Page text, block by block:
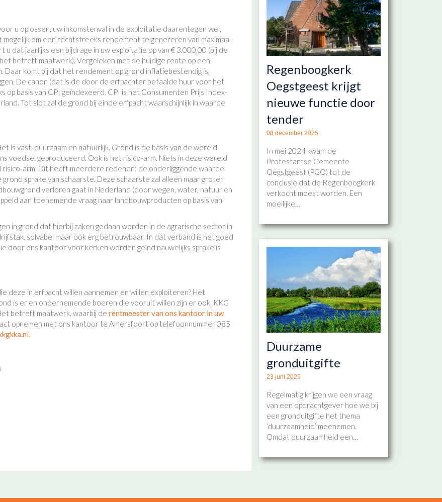
u oplossen, uw inkomstenval in de exploitatie daarentegen wel,
om een rechtstreeks rendement te genereren van maximaal
dat jaarlijks een bijdrage in uw exploitatie op van € 3.000,00 (bij de
betreft maatwerk). Vergeleken met de huidige rente op een
Daar komt bij dat het rendement op grond inflatiebestendig is,
De canon (dat is de door de erfpachter betaalde huur voor het
op basis van CPI geïndexeerd. CPI is het Consumenten Prijs Index-
Tot slot zal de grond bij einde erfpacht waarschijnlijk in waarde
is vast, duurzaam en natuurlijk. Grond is de basis van de wereld
voedsel geproduceerd. Ook is het risico-arm. Niets in deze wereld
risico-arm. Dit heeft meerdere redenen: de onderliggende waarde
grond sprake van schaarste. Deze schaarste zal alleen maar groter
verloren gaat in Nederland (door wegen, water, natuur en
aan toenemende vraag naar landbouwproducten op basis van
in grond dat hierbij zaken gedaan worden in de agrarische sector in
solvabel maar ook erg betrouwbaar. In dat verband is het goed
door ons kantoor voor kerken worden geïnd nauwelijks sprake is
deze in erfpacht willen aannemen en willen exploiteren? Het
is er en ondernemende boeren die vooruit willen zijn er ook. KKG
betreft maatwerk, waarbij de rentmeester van ons kantoor in uw
opnemen met ons kantoor te Amersfoort op telefoonnummer 085
Regenboogkerk
Oegstgeest krijgt
nieuwe functie door
tender
08 december 2025
In mei 2024 kwam de
Protestantse Gemeente
Oegstgeest (PGO) tot de
conclusie dat de Regenboogkerk
verkocht moest worden. Een
moeilijke…
Duurzame
gronduitgifte
23 juni 2025
Regelmatig krijgen we een vraag
van een opdrachtgever hoe we bij
een gronduitgifte het thema
‘duurzaamheid’ meenemen.
Omdat duurzaamheid een…